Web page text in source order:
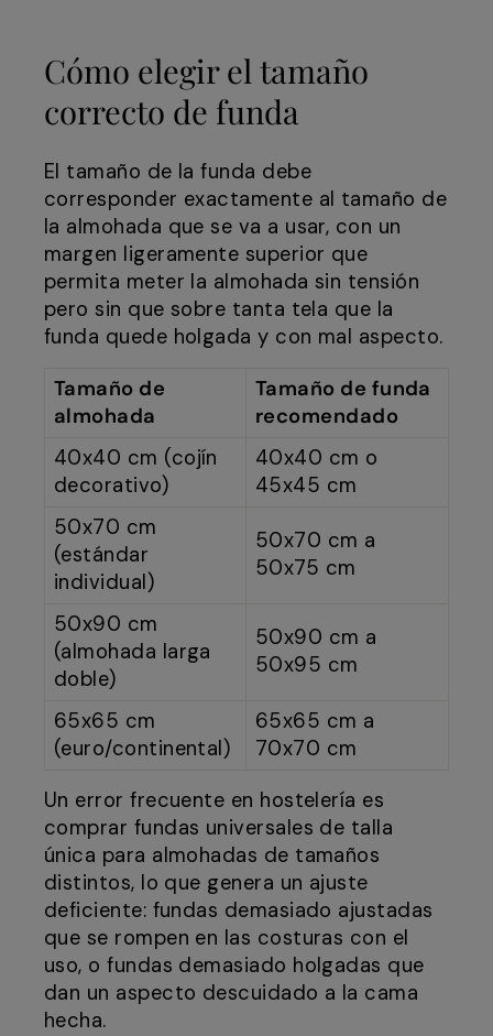
Cómo elegir el tamaño
correcto de funda
El tamaño de la funda debe
corresponder exactamente al tamaño de
la almohada que se va a usar, con un
margen ligeramente superior que
permita meter la almohada sin tensión
pero sin que sobre tanta tela que la
funda quede holgada y con mal aspecto.
Tamaño de
almohada
Tamaño de funda
recomendado
40x40 cm (cojín
decorativo)
40x40 cm o
45x45 cm
50x70 cm
(estándar
individual)
50x70 cm a
50x75 cm
50x90 cm
(almohada larga
doble)
50x90 cm a
50x95 cm
65x65 cm
(euro/continental)
65x65 cm a
70x70 cm
Un error frecuente en hostelería es
comprar fundas universales de talla
única para almohadas de tamaños
distintos, lo que genera un ajuste
deficiente: fundas demasiado ajustadas
que se rompen en las costuras con el
uso, o fundas demasiado holgadas que
dan un aspecto descuidado a la cama
hecha.